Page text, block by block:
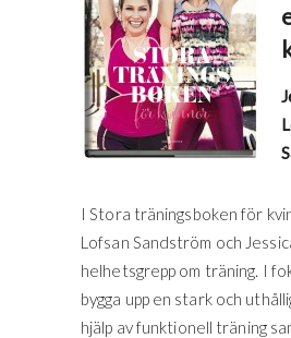
I Stora träningsboken för
Lofsan Sandström och
helhetsgrepp om träning. I
bygga upp en stark och
hjälp av funktionell träning